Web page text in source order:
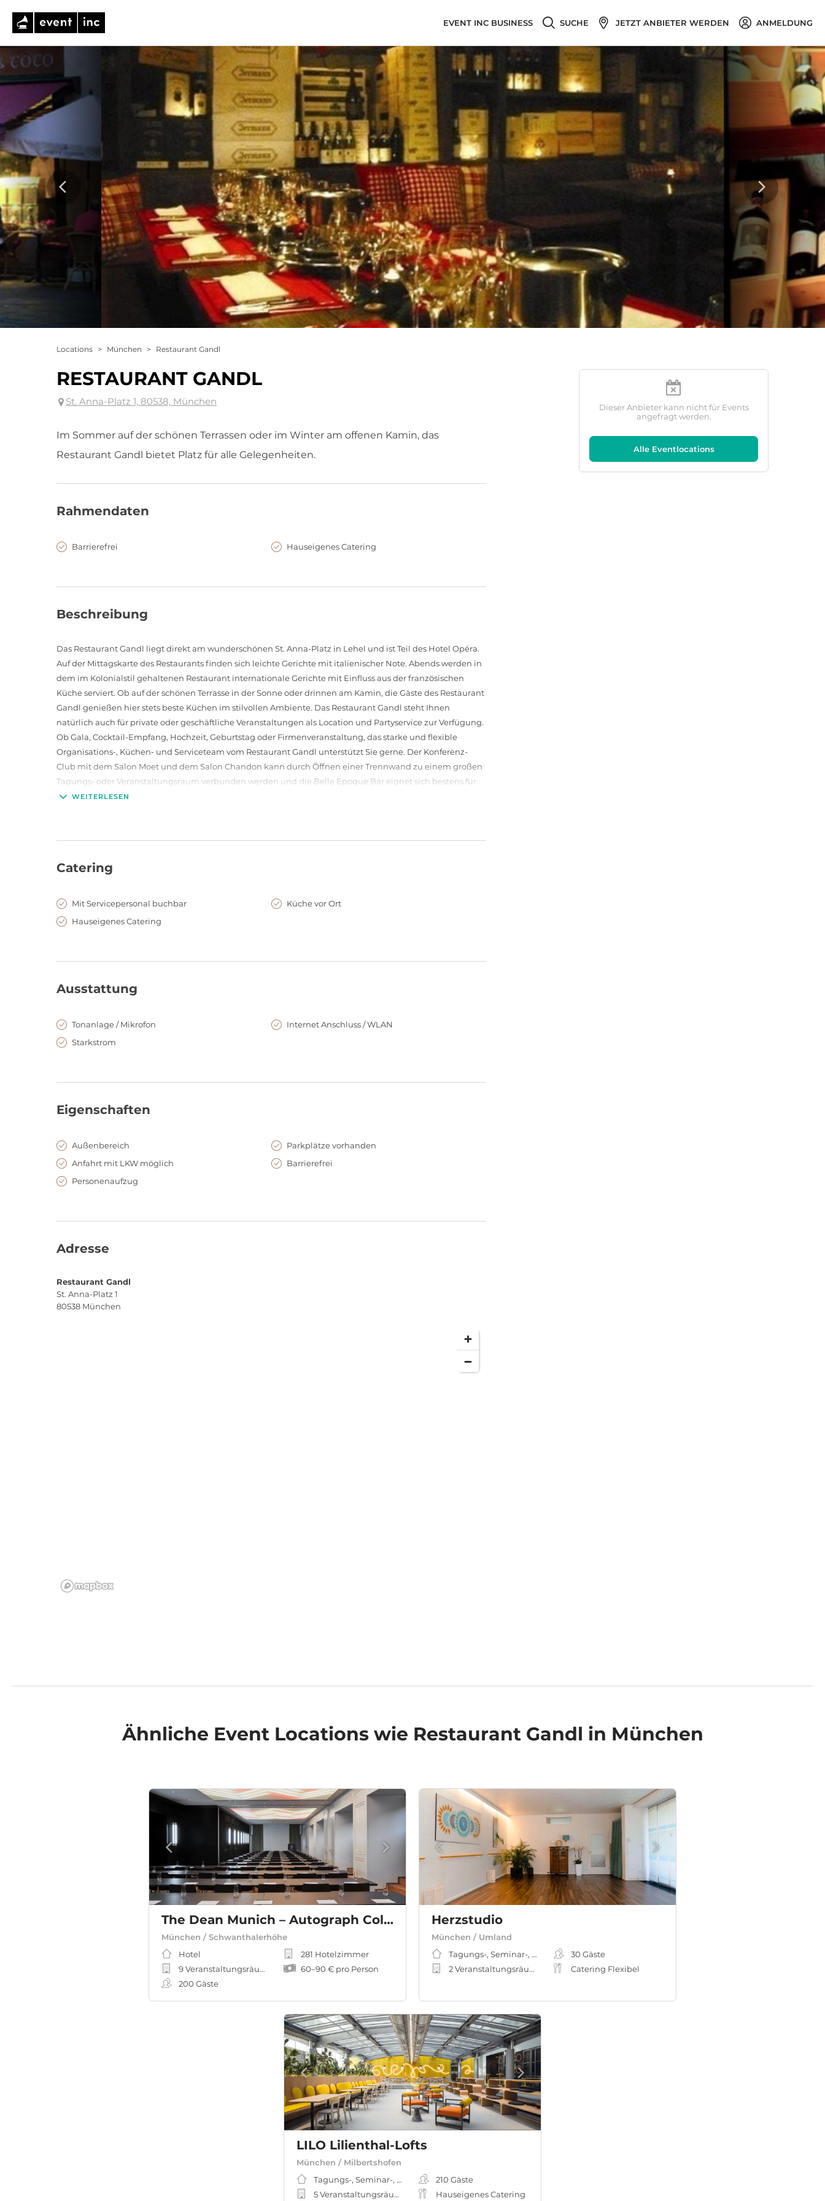
EVENT INC BUSINESS SUCHE JETZT ANBIETER WERDEN ANMELDUNG
Locations > München > Restaurant Gandl
RESTAURANT GANDL
St. Anna-Platz 1, 80538, München
Im Sommer auf der schönen Terrassen oder im Winter am offenen Kamin, das
Restaurant Gandl bietet Platz für alle Gelegenheiten.
Rahmendaten
Barrierefrei Hauseigenes Catering
Beschreibung
Das Restaurant Gandl liegt direkt am wunderschönen St. Anna-Platz in Lehel und ist Teil des Hotel Opéra.
Auf der Mittagskarte des Restaurants finden sich leichte Gerichte mit italienischer Note. Abends werden in
dem im Kolonialstil gehaltenen Restaurant internationale Gerichte mit Einfluss aus der französischen
Küche serviert. Ob auf der schönen Terrasse in der Sonne oder drinnen am Kamin, die Gäste des Restaurant
Gandl genießen hier stets beste Küchen im stilvollen Ambiente. Das Restaurant Gandl steht Ihnen
natürlich auch für private oder geschäftliche Veranstaltungen als Location und Partyservice zur Verfügung.
Ob Gala, Cocktail-Empfang, Hochzeit, Geburtstag oder Firmenveranstaltung, das starke und flexible
Organisations-, Küchen- und Serviceteam vom Restaurant Gandl unterstützt Sie gerne. Der Konferenz-
Club mit dem Salon Moet und dem Salon Chandon kann durch Öffnen einer Trennwand zu einem großen
Tagungs- oder Veranstaltungsraum verbunden werden und die Belle Epoque Bar eignet sich bestens für
Ihre privaten Veranstaltungen.
WEITERLESEN
Catering
Mit Servicepersonal buchbar
Küche vor Ort
Hauseigenes Catering
Ausstattung
Tonanlage / Mikrofon
Internet Anschluss / WLAN
Starkstrom
Eigenschaften
Außenbereich
Parkplätze vorhanden
Anfahrt mit LKW möglich
Barrierefrei
Personenaufzug
Adresse
Restaurant Gandl
St. Anna-Platz 1
80538 München
Dieser Anbieter kann nicht für Events
angefragt werden.
Alle Eventlocations
Ähnliche Event Locationswie Restaurant Gandl in München
The Dean Munich – Autograph Collection
München / Schwanthalerhöhe
Hotel
9 Veranstaltungsräume
200 Gäste
281 Hotelzimmer
60–90 € pro Person
Herzstudio
München / Umland
Tagungs-, Seminar-, Meeting-, Workshopraum
2 Veranstaltungsräume
30 Gäste
Catering Flexibel
LILO Lilienthal-Lofts
München / Milbertshofen
Tagungs-, Seminar-, Meeting-, Workshopraum
5 Veranstaltungsräume
210 Gäste
Hauseigenes Catering